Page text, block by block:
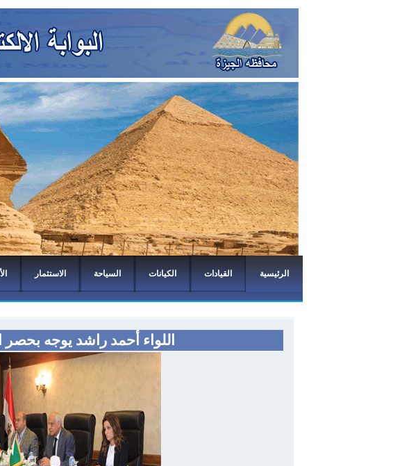
الرئيسية القيادات الكيانات السياحة الاستثمار
اللواء أحمد راشد يوجه